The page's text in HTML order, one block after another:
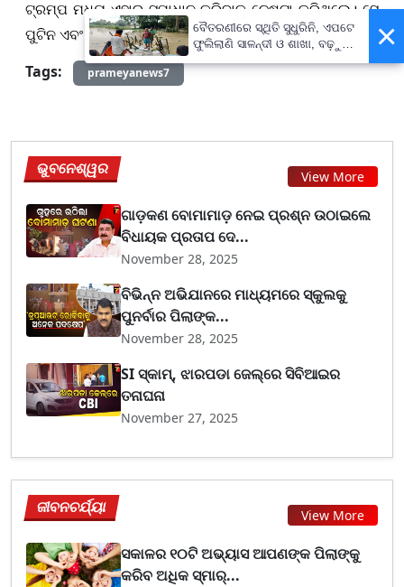
ଟ୍ରମ୍ପ ମଧ୍ୟ ଏହାର ସମାଧାନ କରିବାକୁ ଚେଷ୍ଟା କରିଥିଲେ। ସେ
ପୁଟିନ ଏବଂ ଜେଲେନ୍ସକିଙ୍କ ସହ ଏକ ବୈଠକ ମଧ୍ୟ କରିଥିଲେ।
Tags: prameyanews7
ଭୁବନେଶ୍ୱର View More
ଗାଡ଼କଣ ବୋମାମାଡ଼ ନେଇ ପ୍ରଶ୍ନ ଉଠାଇଲେ
ବିଧାୟକ ପ୍ରତାପ ଦେ...
November 28, 2025
ବିଭିନ୍ନ ଅଭିଯାନରେ ମାଧ୍ୟମରେ ସ୍କୁଲକୁ
ପୁନର୍ବାର ପିଲାଙ୍କ...
November 28, 2025
SI ସ୍କାମ୍, ଝାରପଡା ଜେଲ୍‌ରେ ସିବିଆଇର
ତନାଘନା
November 27, 2025
ଜୀବନଚର୍ଯ୍ୟା View More
ସକାଳର ୧୦ଟି ଅଭ୍ୟାସ ଆପଣଙ୍କ ପିଲାଙ୍କୁ
କରିବ ଅଧିକ ସ୍ମାର୍...
×
ବୈତରଣୀରେ ସ୍ଥିତି ସୁଧୁରିନି, ଏପଟେ
ଫୁଲିଲାଣି ସାଳନ୍ଦୀ ଓ ଶାଖା, ବଢ଼ୁଛି